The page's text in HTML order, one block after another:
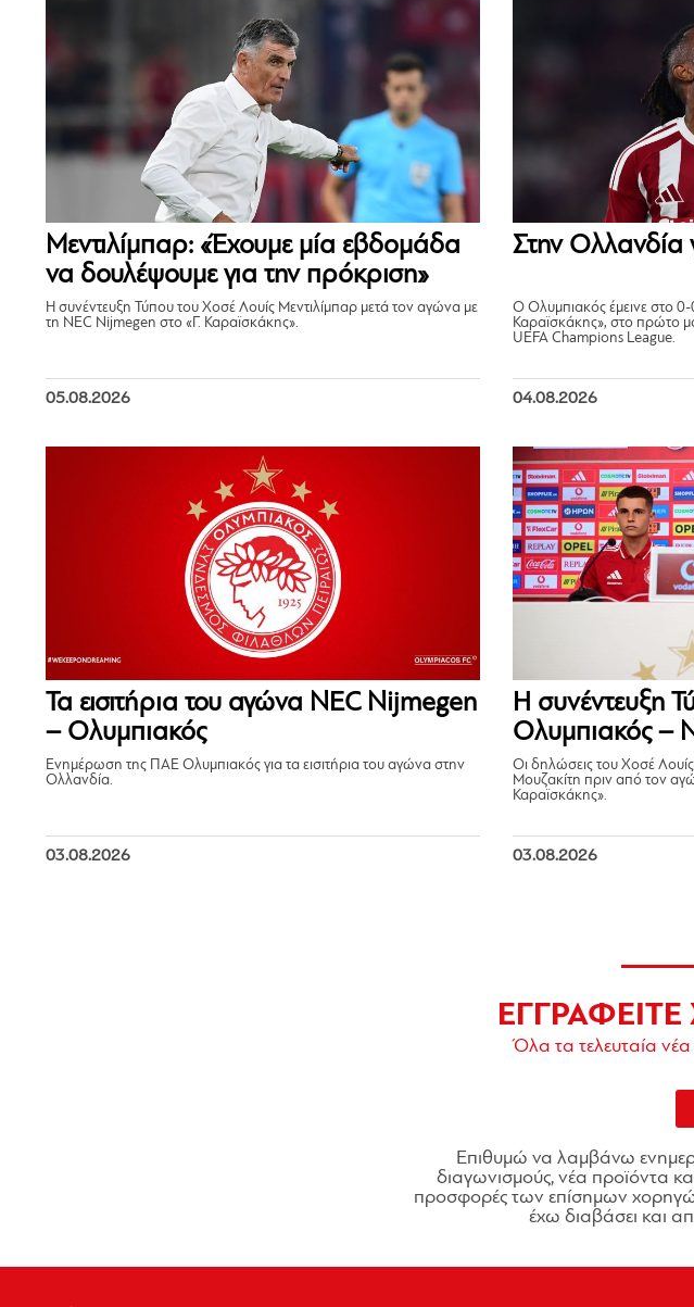
Μεντιλίμπαρ: «Έχουμε μία εβδομάδα
να δουλέψουμε για την πρόκριση»
Η συνέντευξη Τύπου του Χοσέ Λουίς Μεντιλίμπαρ μετά τον αγώνα με
τη NEC Nijmegen στο «Γ. Καραϊσκάκης».
05.08.2026
Στην Ολλανδία
Ο Ολυμπιακός έμεινε στο
Καραϊσκάκης», στο πρώτο
UEFA Champions League.
04.08.2026
Τα εισιτήρια του αγώνα NEC Nijmegen
– Ολυμπιακός
Ενημέρωση της ΠΑΕ Ολυμπιακός για τα εισιτήρια του αγώνα στην
Ολλανδία.
03.08.2026
Η συνέντευξη
Ολυμπιακός –
Οι δηλώσεις του Χοσέ
Μουζακίτη πριν από τον
Καραϊσκάκης».
03.08.2026
ΕΓΓΡΑΦΕΙΤΕ
Όλα τα τελευταία
Επιθυμώ να λαμβάνω
διαγωνισμούς, νέα προϊόντα
προσφορές των επίσημων
έχω διαβάσει και